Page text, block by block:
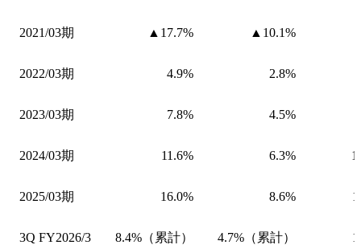
2021/03期 ▲17.7% ▲10.1%
2022/03期 4.9% 2.8%
2023/03期 7.8% 4.5%
2024/03期 11.6% 6.3%
2025/03期 16.0% 8.6%
3Q FY2026/3 8.4%（累計） 4.7%（累計）